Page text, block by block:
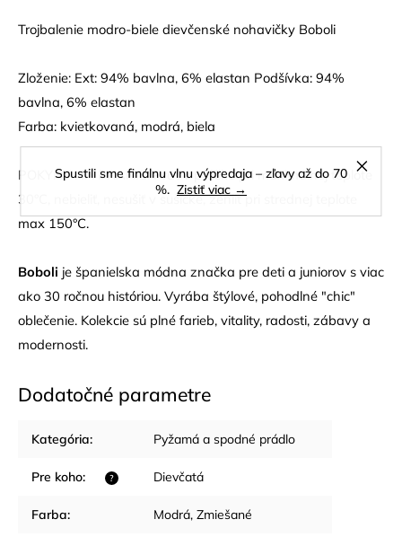
Spustili sme finálnu vlnu výpredaja – zľavy až do 70
%. Zistiť viac →
Trojbalenie modro-biele dievčenské nohavičky Boboli
Zloženie: Ext: 94% bavlna, 6% elastan Podšívka: 94%
bavlna, 6% elastan
Farba: kvietkovaná, modrá, biela
POKYNY NA PRANIE: Prať v práčke pri maximálnej teplote
30°C, nebieliť, nesušiť v sušičke, žehliť pri strednej teplote
max 150°C.
Boboli je španielska módna značka pre deti a juniorov s viac
ako 30 ročnou históriou. Vyrába štýlové, pohodlné "chic"
oblečenie. Kolekcie sú plné farieb, vitality, radosti, zábavy a
modernosti.
Dodatočné parametre
Kategória: Pyžamá a spodné prádlo
?
Pre koho: Dievčatá
Farba: Modrá, Zmiešané